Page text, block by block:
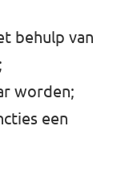
behulp van
worden;
een